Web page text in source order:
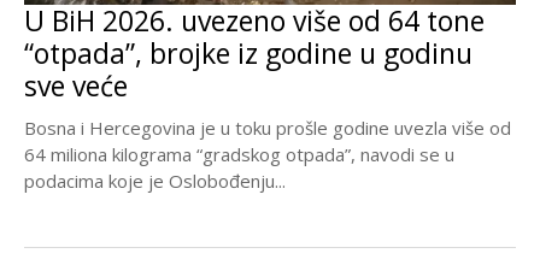
U BiH 2026. uvezeno više od 64 tone
“otpada”, brojke iz godine u godinu
sve veće
Bosna i Hercegovina je u toku prošle godine uvezla više od
64 miliona kilograma “gradskog otpada”, navodi se u
podacima koje je Oslobođenju...